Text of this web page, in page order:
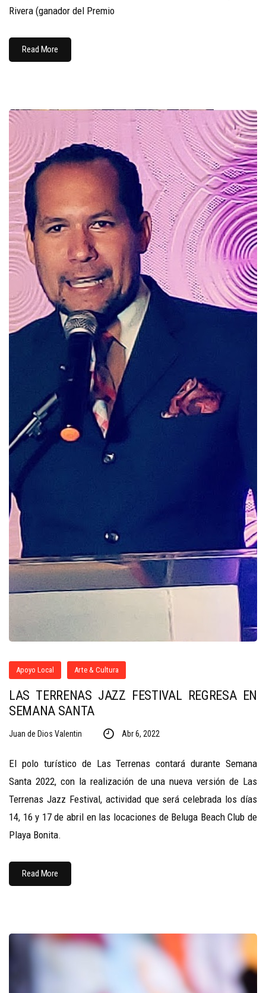
Rivera (ganador del Premio
Read More
Apoyo Local Arte & Cultura
LAS TERRENAS JAZZ FESTIVAL REGRESA EN
SEMANA SANTA
Juan de Dios Valentin Abr 6, 2022
El polo turístico de Las Terrenas contará durante Semana
Santa 2022, con la realización de una nueva versión de Las
Terrenas Jazz Festival, actividad que será celebrada los días
14, 16 y 17 de abril en las locaciones de Beluga Beach Club de
Playa Bonita.
Read More